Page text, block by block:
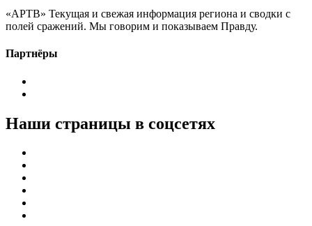
«АРТВ» Текущая и свежая информация региона и сводки с
полей сражений. Мы говорим и показываем Правду.
Партнёры
Наши страницы в соцсетях